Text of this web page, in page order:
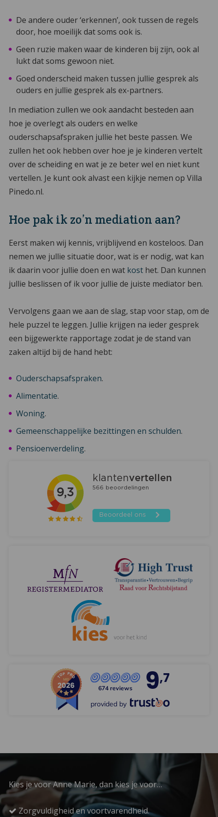
De andere ouder ‘erkennen’, ook tussen de regels
door, hoe moeilijk dat soms ook is.
Geen ruzie maken waar de kinderen bij zijn, ook al
lukt dat soms gewoon niet.
Goed onderscheid maken tussen jullie gesprek als
ouders en jullie gesprek als ex-partners.
In mediation zullen we ook aandacht besteden aan
hoe je overlegt als ouders en welke
ouderschapsafspraken jullie het beste passen. We
zullen het ook hebben over hoe je je kinderen vertelt
over de scheiding en wat je ze beter wel en niet kunt
vertellen. Je kunt ook alvast een kijkje nemen op Villa
Pinedo.nl.
Hoe pak ik zo’n mediation aan?
Eerst maken wij kennis, vrijblijvend en kosteloos. Dan
nemen we jullie situatie door, wat is er nodig, wat kan
ik daarin voor jullie doen en wat kosthet. Dan kunnen
jullie beslissen of ik voor jullie de juiste mediator ben.
Vervolgens gaan we aan de slag, stap voor stap, om de
hele puzzel te leggen. Jullie krijgen na ieder gesprek
een bijgewerkte rapportage zodat je de stand van
zaken altijd bij de hand hebt:
Ouderschapsafspraken.
Alimentatie.
Woning.
Gemeenschappelijke bezittingen en schulden.
Pensioenverdeling.
674 reviews 9,7
provided by
Kies je voor Anne Marie, dan kies je voor…
Zorgvuldigheid en voortvarendheid.